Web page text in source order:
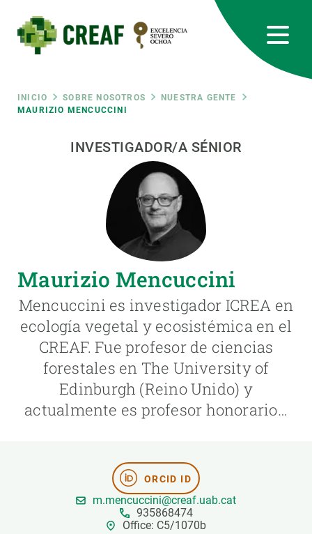
contenido
principal
Ruta
navegación
INICIO SOBRE NOSOTROS
NUESTRA GENTE
MAURIZIO MENCUCCINI
INVESTIGADOR/A SÉNIOR
Maurizio Mencuccini
Mencuccini es investigador ICREA en
ecología vegetal y ecosistémica en el
CREAF. Fue profesor de ciencias
forestales en The University of
Edinburgh (Reino Unido) y
actualmente es profesor honorario…
ORCID ID
m.mencuccini@creaf.uab.cat
935868474
Office: C5/1070b
RRSS
Featured
responsive
Responsive
CIENCIA EN ACCIÓN
ÚNETE A NOSOTROS
PARTICIPA
NOTICIAS Y AGENDA